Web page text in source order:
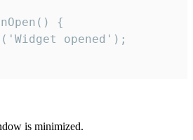
{
opened');
is minimized.